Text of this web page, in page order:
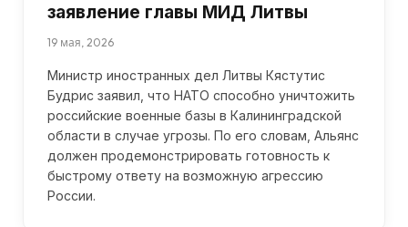
заявление главы МИД Литвы
19 мая, 2026
Министр иностранных дел Литвы Кястутис
Будрис заявил, что НАТО способно уничтожить
российские военные базы в Калининградской
области в случае угрозы. По его словам, Альянс
должен продемонстрировать готовность к
быстрому ответу на возможную агрессию
России.